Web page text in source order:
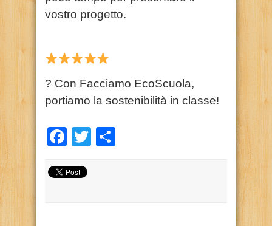
vostro progetto.
? Con Facciamo EcoScuola,
portiamo la sostenibilità in classe!
Facebook
Twitter